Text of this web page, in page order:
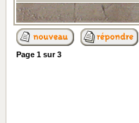
Page 1 sur3